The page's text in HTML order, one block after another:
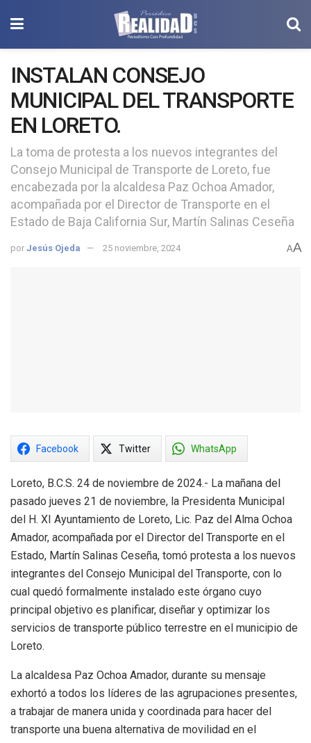
INSTALAN CONSEJO
MUNICIPAL DEL TRANSPORTE
EN LORETO.
La toma de protesta a los nuevos integrantes del
Consejo Municipal de Transporte de Loreto, fue
encabezada por la alcaldesa Paz Ochoa Amador,
acompañada por el Director de Transporte en el
Estado de Baja California Sur, Martín Salinas Ceseña
por Jesús Ojeda 25 noviembre, 2024 AA
Facebook Twitter WhatsApp
Loreto, B.C.S. 24 de noviembre de 2024.- La mañana del
pasado jueves 21 de noviembre, la Presidenta Municipal
del H. XI Ayuntamiento de Loreto, Lic. Paz del Alma Ochoa
Amador, acompañada por el Director del Transporte en el
Estado, Martín Salinas Ceseña, tomó protesta a los nuevos
integrantes del Consejo Municipal del Transporte, con lo
cual quedó formalmente instalado este órgano cuyo
principal objetivo es planificar, diseñar y optimizar los
servicios de transporte público terrestre en el municipio de
Loreto.
La alcaldesa Paz Ochoa Amador, durante su mensaje
exhortó a todos los líderes de las agrupaciones presentes,
a trabajar de manera unida y coordinada para hacer del
transporte una buena alternativa de movilidad en el